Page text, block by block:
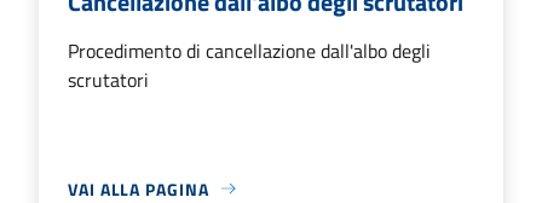
Procedimento di cancellazione dall'albo degli
scrutatori
VAI ALLA PAGINA